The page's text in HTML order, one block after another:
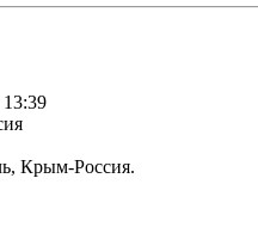
Крым-Россия.